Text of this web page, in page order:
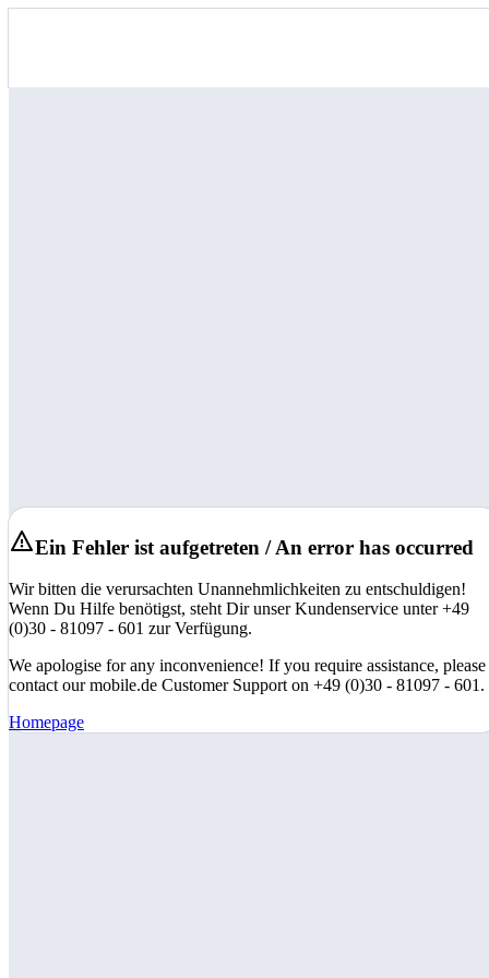
Ein Fehler ist aufgetreten / An error has occurred
Wir bitten die verursachten Unannehmlichkeiten zu entschuldigen!
Wenn Du Hilfe benötigst, steht Dir unser Kundenservice unter +49
(0)30 - 81097 - 601 zur Verfügung.
We apologise for any inconvenience! If you require assistance, please
contact our mobile.de Customer Support on +49 (0)30 - 81097 - 601.
Homepage